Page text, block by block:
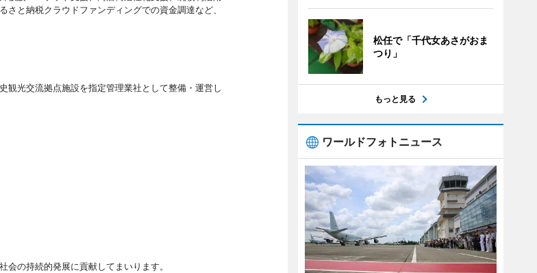
と納税クラウドファンディングでの資金調達など、
観光交流拠点施設を指定管理業社として整備・運営し
の持続的発展に貢献してまいります。
松任で「千代女あさがおま
つり」
もっと見る
ワールドフォトニュース